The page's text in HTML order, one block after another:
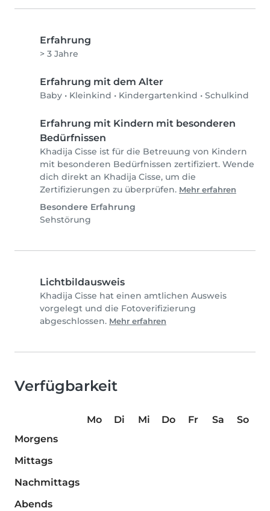
Erfahrung
> 3 Jahre
Erfahrung mit dem Alter
Baby • Kleinkind • Kindergartenkind • Schulkind
Erfahrung mit Kindern mit besonderen
Bedürfnissen
Khadija Cisse ist für die Betreuung von Kindern
mit besonderen Bedürfnissen zertifiziert. Wende
dich direkt an Khadija Cisse, um die
Zertifizierungen zu überprüfen. Mehr erfahren
Besondere Erfahrung
Sehstörung
Lichtbildausweis
Khadija Cisse hat einen amtlichen Ausweis
vorgelegt und die Fotoverifizierung
abgeschlossen. Mehr erfahren
Verfügbarkeit
Mo Di Mi Do Fr Sa
So
Morgens
Mittags
Nachmittags
Abends